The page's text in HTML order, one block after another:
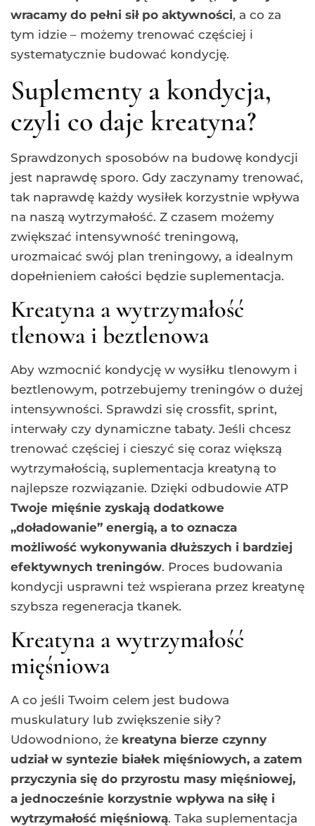
wracamy do pełni sił po aktywności, a co za
tym idzie – możemy trenować częściej i
systematycznie budować kondycję.
Suplementy a kondycja,
czyli co daje kreatyna?
Sprawdzonych sposobów na budowę kondycji
jest naprawdę sporo. Gdy zaczynamy trenować,
tak naprawdę każdy wysiłek korzystnie wpływa
na naszą wytrzymałość. Z czasem możemy
zwiększać intensywność treningową,
urozmaicać swój plan treningowy, a idealnym
dopełnieniem całości będzie suplementacja.
Kreatyna a wytrzymałość
tlenowa i beztlenowa
Aby wzmocnić kondycję w wysiłku tlenowym i
beztlenowym, potrzebujemy treningów o dużej
intensywności. Sprawdzi się crossfit, sprint,
interwały czy dynamiczne tabaty. Jeśli chcesz
trenować częściej i cieszyć się coraz większą
wytrzymałością, suplementacja kreatyną to
najlepsze rozwiązanie. Dzięki odbudowie ATP
Twoje mięśnie zyskają dodatkowe
„doładowanie” energią, a to oznacza
możliwość wykonywania dłuższych i bardziej
efektywnych treningów. Proces budowania
kondycji usprawni też wspierana przez kreatynę
szybsza regeneracja tkanek.
Kreatyna a wytrzymałość
mięśniowa
A co jeśli Twoim celem jest budowa
muskulatury lub zwiększenie siły?
Udowodniono, że kreatyna bierze czynny
udział w syntezie białek mięśniowych, a zatem
przyczynia się do przyrostu masy mięśniowej,
a jednocześnie korzystnie wpływa na siłę i
wytrzymałość mięśniową. Taka suplementacja